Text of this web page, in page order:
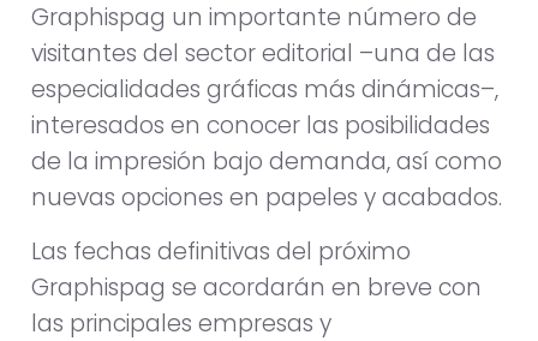
Graphispag un importante número de
visitantes del sector editorial –una de las
especialidades gráficas más dinámicas–,
interesados en conocer las posibilidades
de la impresión bajo demanda, así como
nuevas opciones en papeles y acabados.
Las fechas definitivas del próximo
Graphispag se acordarán en breve con
las principales empresas y